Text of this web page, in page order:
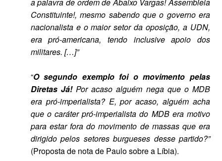
a palavra de ordem de Abaixo Vargas! Assembleia
Constituinte!, mesmo sabendo que o governo era
nacionalista e o maior setor da oposição, a UDN,
era pró-americana, tendo inclusive apoio dos
militares. […]”
“O segundo exemplo foi o movimento pelas
Diretas Já!Por acaso alguém nega que o MDB
era pró-imperialista? E, por acaso, alguém acha
que o caráter pró-imperialista do MDB era motivo
para estar fora do movimento de massas que era
dirigido pelos setores burgueses desse partido?”
(Proposta de nota de Paulo sobre a Líbia).